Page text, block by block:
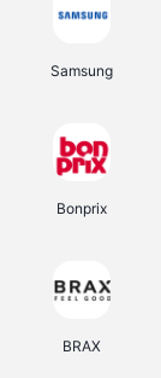
Samsung
Bonprix
BRAX